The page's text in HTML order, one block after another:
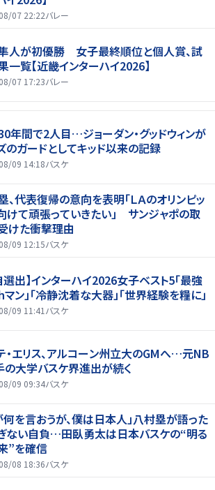
07 22:22バレー
人が初優勝 女子最終順位と個人賞、試
一覧【近畿インターハイ2026】
07 17:23バレー
年間で2人目…ジョーダン・グッドウィンが
のガードとしてキッド以来の記録
09 14:18バスケ
、代表復帰の意向を表明「ＬＡのオリンピッ
けて頑張っていきたい」 サンジャポの取
けた衝撃理由
09 12:15バスケ
選出】インターハイ2026女子ベスト5「最強
ン」「冷静沈着な大器」「世界経験を糧に」
09 11:41 バスケ
・エリス、アルコーン州立大のGMへ…元NB
の大学バスケ界進出が続く
09 09:34バスケ
何を言おうが、僕は日本人」八村塁が語った
ない自負…田臥勇太は日本バスケの“明る
”を確信
08 18:36バスケ